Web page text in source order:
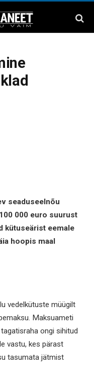
seaduseelnõu
000 euro suurust
kütuseärist eemale
hoopis maal
vedelkütuste müügilt
Maksuameti
ongi sihitud
vastu, kes pärast
tasumata jätmist